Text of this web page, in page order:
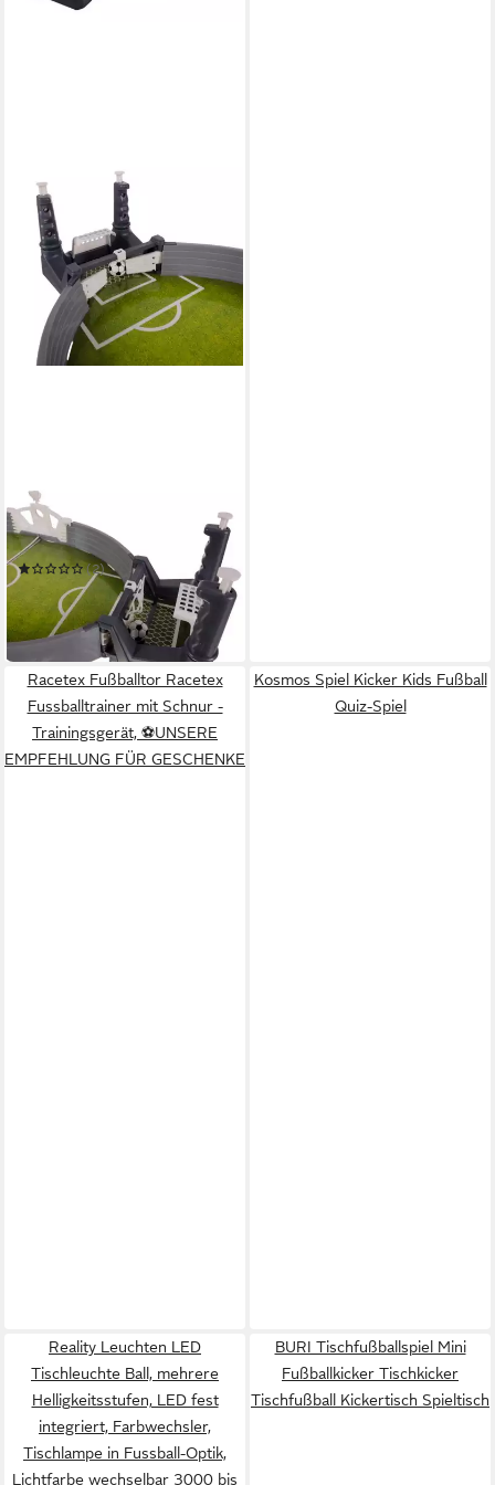
KRUZZEL
Tischfußballspiel Tischkicker
Fußballspiel
(2)
21,90 € 28,90 €
-24%
in 7-9 Werktagen bei dir
Racetex Fußballtor Racetex
Fussballtrainer mit Schnur -
Trainingsgerät, ⚽UNSERE
EMPFEHLUNG FÜR GESCHENKE
Kosmos Spiel Kicker Kids Fußball
Quiz-Spiel
Reality Leuchten LED
Tischleuchte Ball, mehrere
Helligkeitsstufen, LED fest
integriert, Farbwechsler,
Tischlampe in Fussball-Optik,
Lichtfarbe wechselbar 3000 bis
BURI Tischfußballspiel Mini
Fußballkicker Tischkicker
Tischfußball Kickertisch Spieltisch